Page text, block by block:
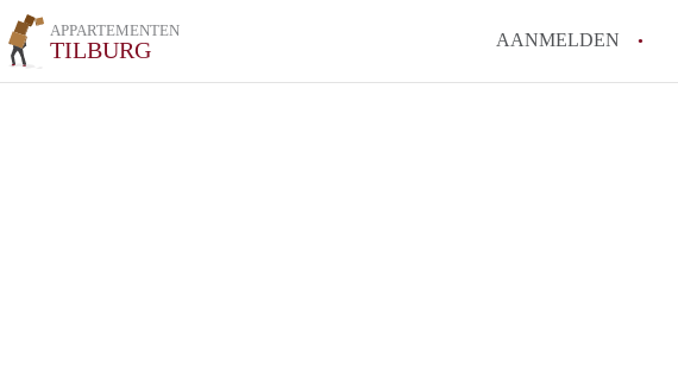
APPARTEMENTEN
TILBURG AANMELDEN